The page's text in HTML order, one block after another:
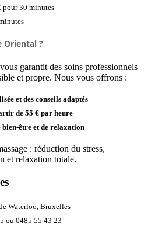
pour 30 minutes
Oriental ?
garantit des soins professionnels
et propre. Nous vous offrons :
et des conseils adaptés
de 55 € par heure
être et de relaxation
: réduction du stress,
et relaxation totale.
Waterloo, Bruxelles
ou 0485 55 43 23